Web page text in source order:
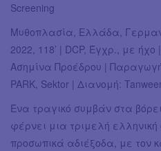
Screening
Μυθοπλασία, Ελλάδα,
2022, 118’ | DCP, Έγχρ., με
Ασημίνα Προέδρου |
PARK, Sektor | Διανομή: Tanweer
Ένα τραγικό συμβάν στα
φέρνει μια τριμελή
προσωπικά αδιέξοδα, με τον